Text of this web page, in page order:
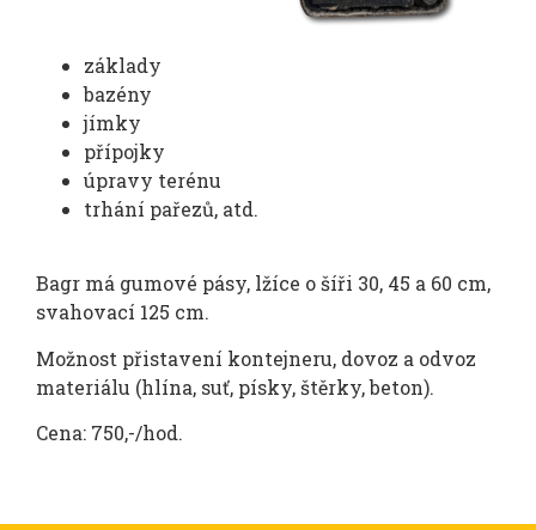
základy
bazény
jímky
přípojky
úpravy terénu
trhání pařezů, atd.
Bagr má gumové pásy, lžíce o šíři 30, 45 a 60 cm,
svahovací 125 cm.
Možnost přistavení kontejneru, dovoz a odvoz
materiálu (hlína, suť, písky, štěrky, beton).
Cena: 750,-/hod.